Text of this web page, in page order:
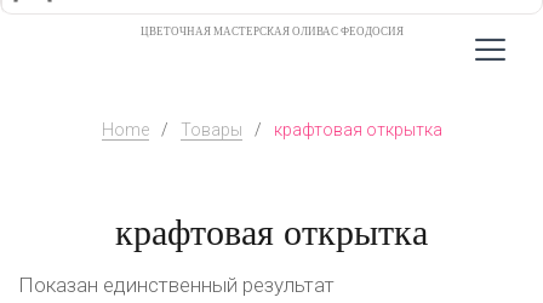
ЦВЕТОЧНАЯ МАСТЕРСКАЯ ОЛИВАС ФЕОДОСИЯ
Home / Товары / крафтовая открытка
крафтовая открытка
Показан единственный результат